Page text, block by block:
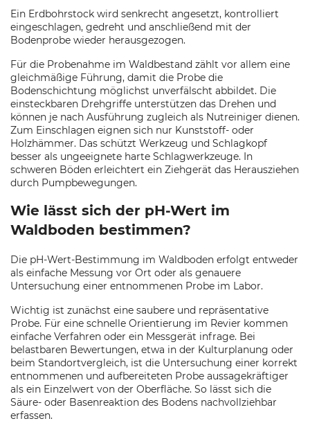
Ein Erdbohrstock wird senkrecht angesetzt, kontrolliert
eingeschlagen, gedreht und anschließend mit der
Bodenprobe wieder herausgezogen.
Für die Probenahme im Waldbestand zählt vor allem eine
gleichmäßige Führung, damit die Probe die
Bodenschichtung möglichst unverfälscht abbildet. Die
einsteckbaren Drehgriffe unterstützen das Drehen und
können je nach Ausführung zugleich als Nutreiniger dienen.
Zum Einschlagen eignen sich nur Kunststoff- oder
Holzhämmer. Das schützt Werkzeug und Schlagkopf
besser als ungeeignete harte Schlagwerkzeuge. In
schweren Böden erleichtert ein Ziehgerät das Herausziehen
durch Pumpbewegungen.
Wie lässt sich der pH-Wert im
Waldboden bestimmen?
Die pH-Wert-Bestimmung im Waldboden erfolgt entweder
als einfache Messung vor Ort oder als genauere
Untersuchung einer entnommenen Probe im Labor.
Wichtig ist zunächst eine saubere und repräsentative
Probe. Für eine schnelle Orientierung im Revier kommen
einfache Verfahren oder ein Messgerät infrage. Bei
belastbaren Bewertungen, etwa in der Kulturplanung oder
beim Standortvergleich, ist die Untersuchung einer korrekt
entnommenen und aufbereiteten Probe aussagekräftiger
als ein Einzelwert von der Oberfläche. So lässt sich die
Säure- oder Basenreaktion des Bodens nachvollziehbar
erfassen.